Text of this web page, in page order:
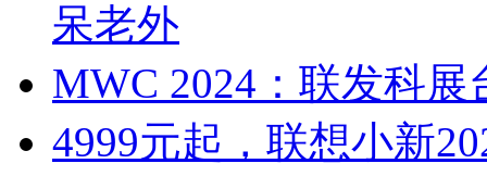
呆老外
MWC 2024：联发科
4999元起，联想小新